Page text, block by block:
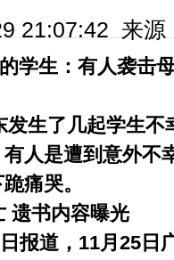
21:07:42 来
学生：有人袭击
发生了几起学生
人是遭到意外不
痛哭。
遗书内容曝光
报道，11月25日